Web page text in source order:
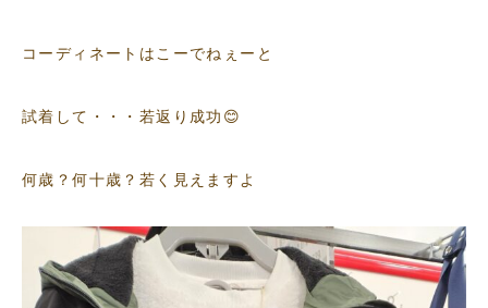
コーディネートはこーでねぇーと
試着して・・・若返り成功😊
何歳？何十歳？若く見えますよ